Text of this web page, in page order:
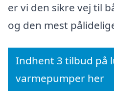
er vi den sikre vej til
og den mest
Indhent 3 tilbud på
varmepumper her